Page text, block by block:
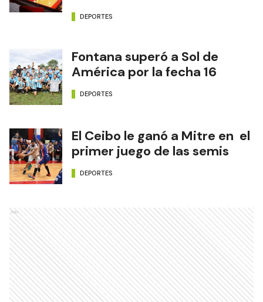
DEPORTES
Fontana superó a Sol de
América por la fecha 16
DEPORTES
El Ceibo le ganó a Mitre en el
primer juego de las semis
DEPORTES
Ads